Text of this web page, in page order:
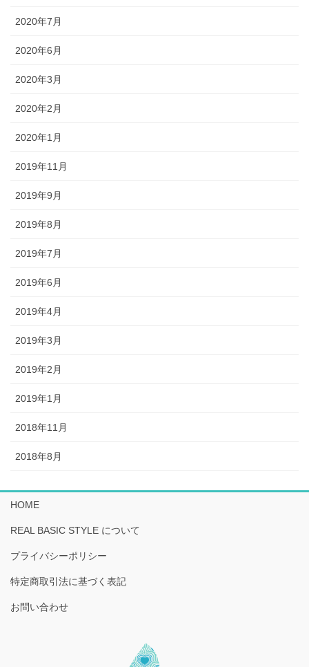
2020年7月
2020年6月
2020年3月
2020年2月
2020年1月
2019年11月
2019年9月
2019年8月
2019年7月
2019年6月
2019年4月
2019年3月
2019年2月
2019年1月
2018年11月
2018年8月
HOME
REAL BASIC STYLE について
プライバシーポリシー
特定商取引法に基づく表記
お問い合わせ